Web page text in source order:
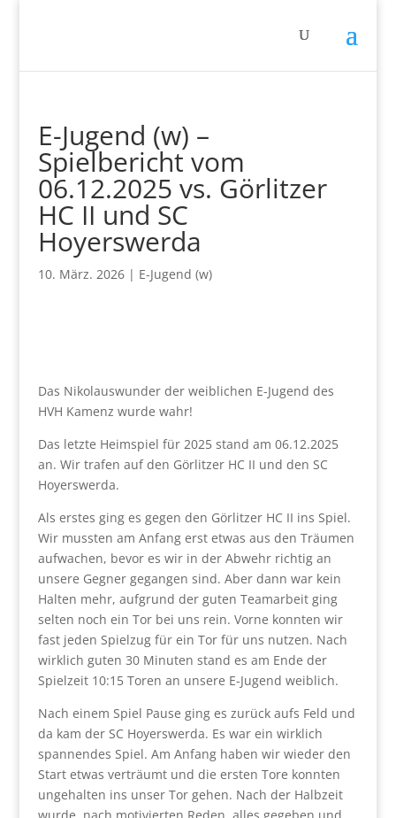
E-Jugend (w) –
Spielbericht vom
06.12.2025 vs. Görlitzer
HC II und SC
Hoyerswerda
10. März. 2026| E-Jugend (w)
Das Nikolauswunder der weiblichen E-Jugend des
HVH Kamenz wurde wahr!
Das letzte Heimspiel für 2025 stand am 06.12.2025
an. Wir trafen auf den Görlitzer HC II und den SC
Hoyerswerda.
Als erstes ging es gegen den Görlitzer HC II ins Spiel.
Wir mussten am Anfang erst etwas aus den Träumen
aufwachen, bevor es wir in der Abwehr richtig an
unsere Gegner gegangen sind. Aber dann war kein
Halten mehr, aufgrund der guten Teamarbeit ging
selten noch ein Tor bei uns rein. Vorne konnten wir
fast jeden Spielzug für ein Tor für uns nutzen. Nach
wirklich guten 30 Minuten stand es am Ende der
Spielzeit 10:15 Toren an unsere E-Jugend weiblich.
Nach einem Spiel Pause ging es zurück aufs Feld und
da kam der SC Hoyerswerda. Es war ein wirklich
spannendes Spiel. Am Anfang haben wir wieder den
Start etwas verträumt und die ersten Tore konnten
ungehalten ins unser Tor gehen. Nach der Halbzeit